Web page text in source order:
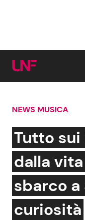
Cerca:
News e
Attualità Italiana
Dal Mondo
NEWS MUSICA
Tutto sui
dalla
sbarco a
curiosità